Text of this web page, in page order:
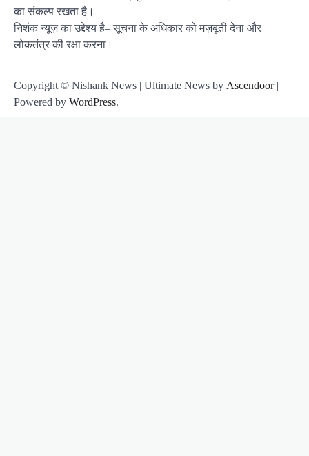
का संकल्प रखता है।
निशंक न्यूज़ का उद्देश्य है– सूचना के अधिकार को मज़बूती देना और
लोकतंत्र की रक्षा करना।
Copyright © Nishank News | Ultimate News by Ascendoor|
Powered by WordPress.